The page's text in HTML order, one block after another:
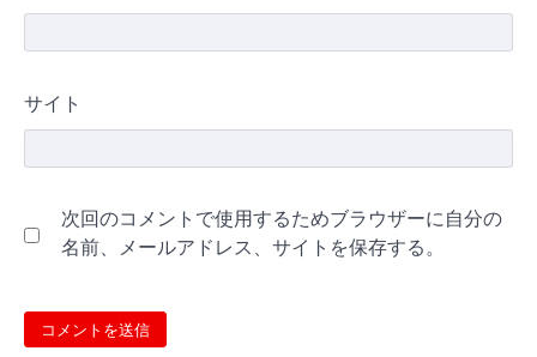
サイト
次回のコメントで使用するためブラウザーに自分の
名前、メールアドレス、サイトを保存する。